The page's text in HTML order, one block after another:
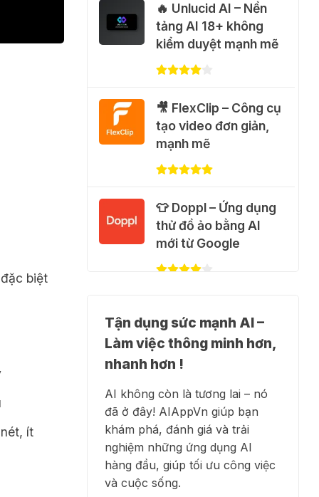
biệt
ít
🎁 Hướng dẫn nhận
Capcut Pro 1 năm
miễn phí
31 Thg 07 2026
💃 Tạo video AI nhảy
múa với Google Flow
Motion Control
31 Thg 07 2026
🐈 Nhận miễn phí 30
video AI + 100 hình
ảnh mỗi ngày với
Dola.com
🎁 Hướng dẫn nhận
Google Plus 12 tháng
miễn phí
Cảnh báo: Xuất hiện
script và hướng dẫn
giả mạo giúp "mở
khóa" Claude Max
20x miễn phí
🔥 Unlucid AI – Nền
tảng AI 18+ không
kiểm duyệt mạnh mẽ
🎥 FlexClip – Công cụ
tạo video đơn giản,
mạnh mẽ
👕 Doppl – Ứng dụng
thử đồ ảo bằng AI
mới từ Google
Trợ lý nghiên cứu AI
biến tài liệu thành tri
thức
👗 Higgsfield AI –
Biến ý tưởng thành
phim chất lượng cao
Tận dụng sức mạnh AI –
Làm việc thông minh hơn,
nhanh hơn !
AI không còn là tương lai – nó
đã ở đây! AIAppVn giúp bạn
khám phá, đánh giá và trải
nghiệm những ứng dụng AI
hàng đầu, giúp tối ưu công việc
và cuộc sống.